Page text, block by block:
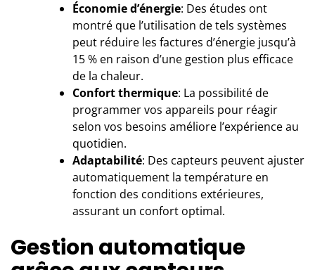
Économie d’énergie: Des études ont
montré que l’utilisation de tels systèmes
peut réduire les factures d’énergie jusqu’à
15 % en raison d’une gestion plus efficace
de la chaleur.
Confort thermique: La possibilité de
programmer vos appareils pour réagir
selon vos besoins améliore l’expérience au
quotidien.
Adaptabilité: Des capteurs peuvent ajuster
automatiquement la température en
fonction des conditions extérieures,
assurant un confort optimal.
Gestion automatique